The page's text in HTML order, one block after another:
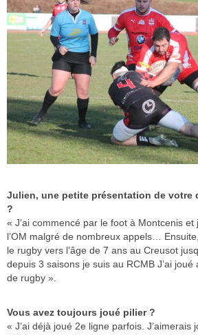
Julien, une petite présentation de votre
?
« J’ai commencé par le foot à Montcenis et
l’OM malgré de nombreux appels…
le rugby vers l’âge de 7 ans au Creusot
depuis 3 saisons je suis au RCMB J’ai joué
de rugby ».
Vous avez toujours joué pilier ?
« J’ai déjà joué 2e ligne parfois. J’aimerais